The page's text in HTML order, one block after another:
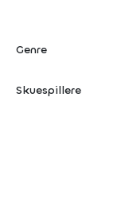
Genre
Skuespillere